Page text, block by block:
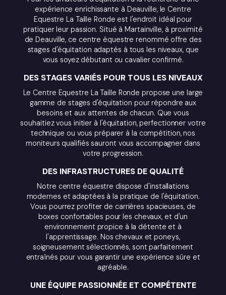
expérience enrichissante à Deauville, le Centre
Equestre La Taille Ronde est l'endroit idéal pour
pratiquer leur passion. Situé à Martainville, à proximité
de Deauville, ce centre équestre renommé offre des
stages d'équitation adaptés à tous les niveaux, que
vous soyez débutant ou cavalier confirmé.
DES STAGES VARIÉS POUR TOUS LES NIVEAUX
Le Centre Equestre La Taille Ronde propose une large
gamme de stages d'équitation pour répondre aux
besoins et aux attentes de chacun. Que vous
souhaitiez vous initier à l'équitation, perfectionner votre
technique ou vous préparer à la compétition, nos
moniteurs qualifiés sauront vous accompagner dans
votre progression.
DES INFRASTRUCTURES DE QUALITÉ
Notre centre équestre dispose d'installations
modernes et adaptées à la pratique de l'équitation.
Vous pourrez profiter de carrières spacieuses, de
boxes confortables pour les chevaux, et d'un
environnement propice à la détente et à
l'apprentissage. Nos chevaux et poneys,
soigneusement sélectionnés, sont parfaitement
entraînés pour vous garantir une expérience sûre et
agréable.
UNE ÉQUIPE PASSIONNÉE ET COMPÉTENTE